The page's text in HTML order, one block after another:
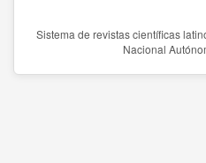
Sistema de revistas científicas
Nacional